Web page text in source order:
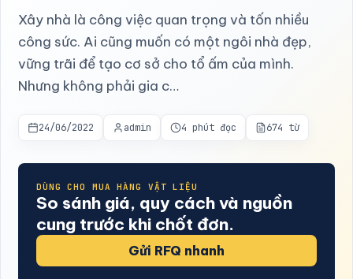
Xây nhà là công việc quan trọng và tốn nhiều
công sức. Ai cũng muốn có một ngôi nhà đẹp,
vững trãi để tạo cơ sở cho tổ ấm của mình.
Nhưng không phải gia c…
24/06/2022 admin 4 phút đọc 674 từ
DÙNG CHO MUA HÀNG VẬT LIỆU
So sánh giá, quy cách và nguồn
cung trước khi chốt đơn.
Gửi RFQ nhanh